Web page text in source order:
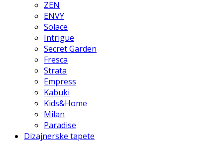
ZEN
ENVY
Solace
Intrigue
Secret Garden
Fresca
Strata
Empress
Kabuki
Kids&Home
Milan
Paradise
Dizajnerske tapete